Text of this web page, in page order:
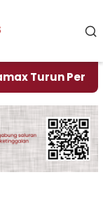
Per Hari